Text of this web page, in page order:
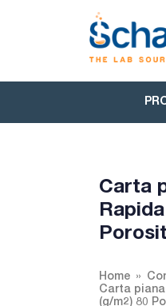
Carta
Home
Carta
(g/m2) 80